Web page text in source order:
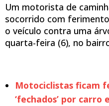
Um motorista de
socorrido com
o veículo contra uma
quarta-feira (6), no
Motociclistas ficam
‘fechados’ por